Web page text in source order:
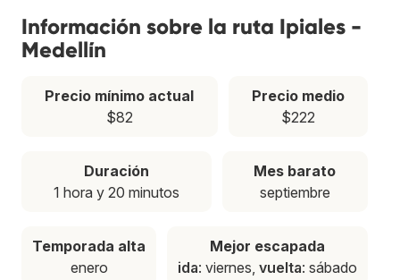
Información sobre la ruta Ipiales -
Medellín
Precio mínimo actual
$82
Precio medio
$222
Duración
1 hora y 20 minutos
Mes barato
septiembre
Temporada alta
enero
Mejor escapada
ida: viernes, vuelta: sábado